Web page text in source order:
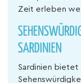
Zeit erleben
SARDINIEN
Sardinien bietet